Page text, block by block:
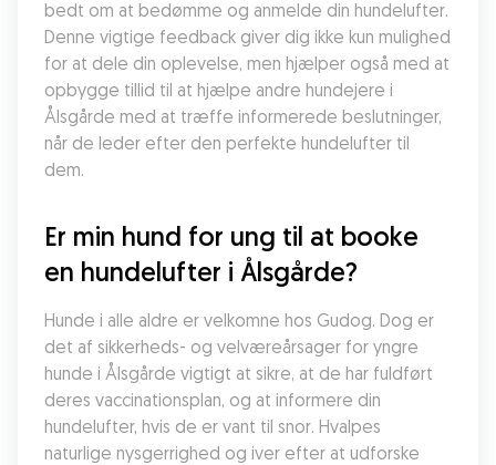
bedt om at bedømme og anmelde din hundelufter.
Denne vigtige feedback giver dig ikke kun mulighed
for at dele din oplevelse, men hjælper også med at
opbygge tillid til at hjælpe andre hundejere i
Ålsgårde med at træffe informerede beslutninger,
når de leder efter den perfekte hundelufter til
dem.
Er min hund for ung til at booke
en hundelufter i Ålsgårde?
Hunde i alle aldre er velkomne hos Gudog. Dog er
det af sikkerheds- og velværeårsager for yngre
hunde i Ålsgårde vigtigt at sikre, at de har fuldført
deres vaccinationsplan, og at informere din
hundelufter, hvis de er vant til snor. Hvalpes
naturlige nysgerrighed og iver efter at udforske